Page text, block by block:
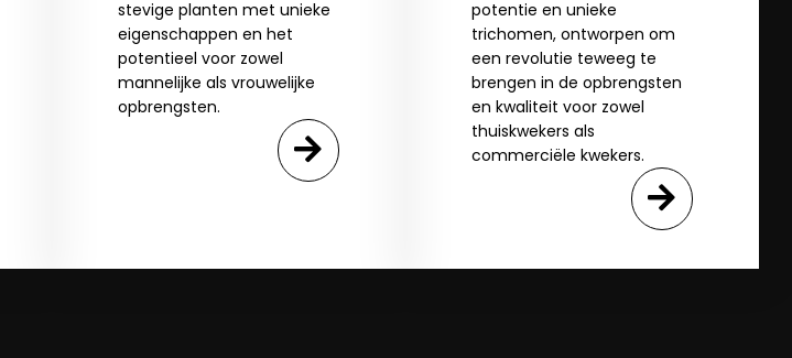
stevige planten met unieke
eigenschappen en het
potentieel voor zowel
mannelijke als vrouwelijke
opbrengsten.
potentie en unieke
trichomen, ontworpen om
een revolutie teweeg te
brengen in de opbrengsten
en kwaliteit voor zowel
thuiskwekers als
commerciële kwekers.